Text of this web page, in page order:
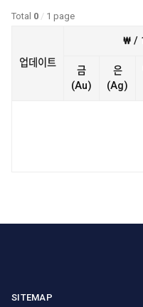
Total 0 / 1 page
업데이트
₩ /
금
(Au)
은
(Ag)
SITEMAP